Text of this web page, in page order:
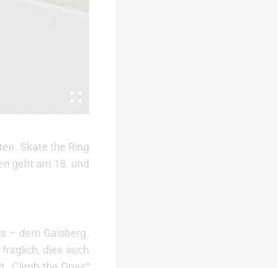
Skate the Ring
geht am 18. und
– dem Gaisberg.
dies auch